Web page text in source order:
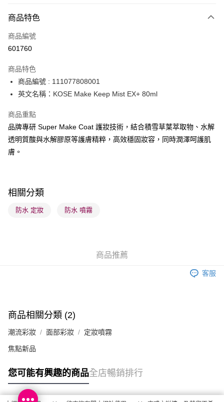
信用卡
Apple Pay
PayMe
WeChat Pay
BoC Pay
送貨方式
順豐自助櫃 - 確認發貨後1-3個工作天送達
順豐站及營業點 - 確認發貨後1-3個工作天送達
(澳門門市) 只顯示可選門市。確認發貨後2-5個工作天到店，3天內
取。逾期會取消訂單，並不會安排重寄
每筆HK$20.00，滿HK$100.00或以上免運費
商品特色
商品編號
601760
商品特色
商品編號 : 111077808001
英文名稱：KOSE Make Keep Mist EX+ 80ml
商品重點
品牌專研 Super Make Coat 護妝技術，結合積雪草葉萃取物、水解
透明質酸與水解膠原等護膚精粹，高效穩固妝容，同時潤澤呵護肌
膚。
相關分類
防水 定妝 防水 噴霧
商品推薦
客服
商品相關分類 (2)
潮流彩妝 面部彩妝 定妝噴霧
焦點新品
您可能有興趣的商品全店暢銷排行